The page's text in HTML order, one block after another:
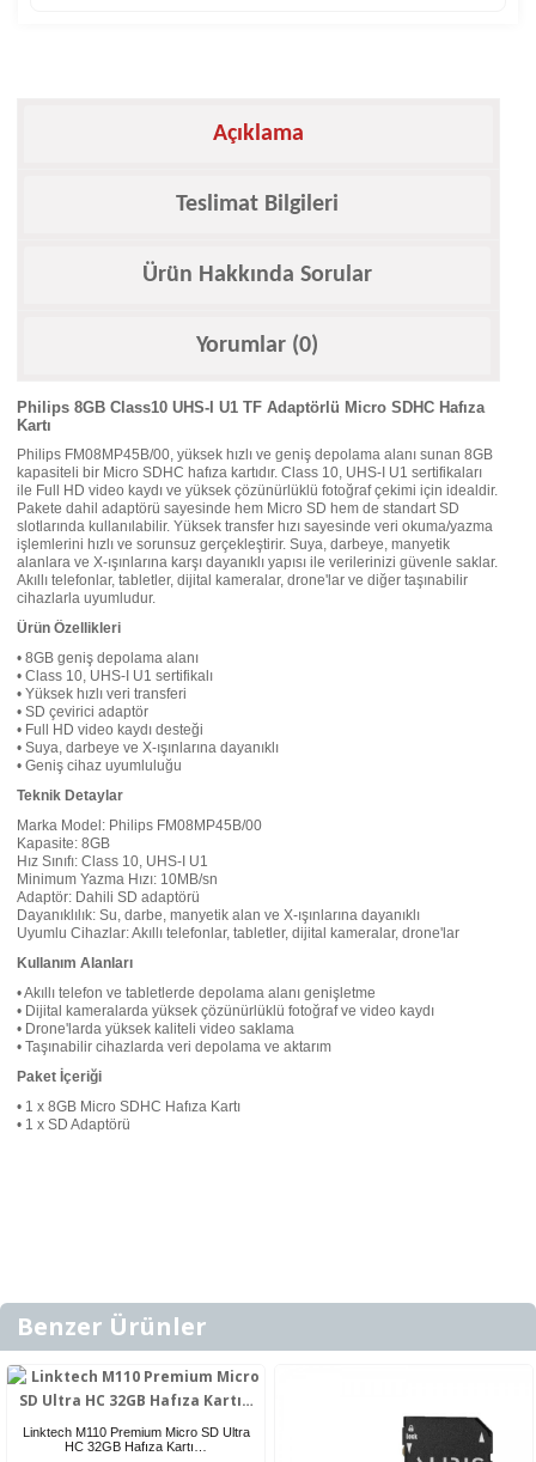
Açıklama
Teslimat Bilgileri
Ürün Hakkında Sorular
Yorumlar (0)
Philips 8GB Class10 UHS-I U1 TF Adaptörlü Micro SDHC Hafıza
Kartı
Philips FM08MP45B/00, yüksek hızlı ve geniş depolama alanı sunan 8GB
kapasiteli bir Micro SDHC hafıza kartıdır. Class 10, UHS-I U1 sertifikaları
ile Full HD video kaydı ve yüksek çözünürlüklü fotoğraf çekimi için idealdir.
Pakete dahil adaptörü sayesinde hem Micro SD hem de standart SD
slotlarında kullanılabilir. Yüksek transfer hızı sayesinde veri okuma/yazma
işlemlerini hızlı ve sorunsuz gerçekleştirir. Suya, darbeye, manyetik
alanlara ve X-ışınlarına karşı dayanıklı yapısı ile verilerinizi güvenle saklar.
Akıllı telefonlar, tabletler, dijital kameralar, drone'lar ve diğer taşınabilir
cihazlarla uyumludur.
Ürün Özellikleri
• 8GB geniş depolama alanı
• Class 10, UHS-I U1 sertifikalı
• Yüksek hızlı veri transferi
• SD çevirici adaptör
• Full HD video kaydı desteği
• Suya, darbeye ve X-ışınlarına dayanıklı
• Geniş cihaz uyumluluğu
Teknik Detaylar
Marka Model: Philips FM08MP45B/00
Kapasite: 8GB
Hız Sınıfı: Class 10, UHS-I U1
Minimum Yazma Hızı: 10MB/sn
Adaptör: Dahili SD adaptörü
Dayanıklılık: Su, darbe, manyetik alan ve X-ışınlarına dayanıklı
Uyumlu Cihazlar: Akıllı telefonlar, tabletler, dijital kameralar, drone'lar
Kullanım Alanları
• Akıllı telefon ve tabletlerde depolama alanı genişletme
• Dijital kameralarda yüksek çözünürlüklü fotoğraf ve video kaydı
• Drone'larda yüksek kaliteli video saklama
• Taşınabilir cihazlarda veri depolama ve aktarım
Paket İçeriği
• 1 x 8GB Micro SDHC Hafıza Kartı
• 1 x SD Adaptörü
Benzer Ürünler
Linktech M110 Premium Micro SD Ultra
HC 32GB Hafıza Kartı…